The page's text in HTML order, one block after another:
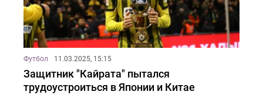
Футбол 11.03.2025, 15:15
Защитник "Кайрата" пытался
трудоустроиться в Японии и Китае